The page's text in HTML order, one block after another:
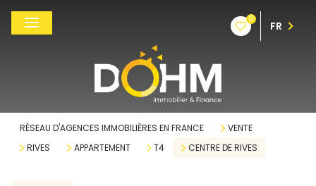
0
FR
RÉSEAU D'AGENCES IMMOBILIÈRES EN FRANCE
VENTE
RIVES
APPARTEMENT T4 CENTRE DE RIVES